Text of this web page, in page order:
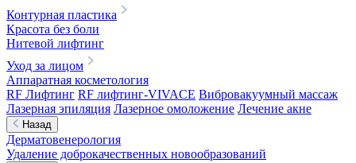
Контурная пластика
Красота без боли
Нитевой лифтинг
Уход за лицом
Аппаратная косметология
RF Лифтинг RF лифтинг-VIVACE Вибровакуумный массаж
Лазерная эпиляция Лазерное омоложение Лечение акне
Назад
Дерматовенерология
Удаление доброкачественных новообразований